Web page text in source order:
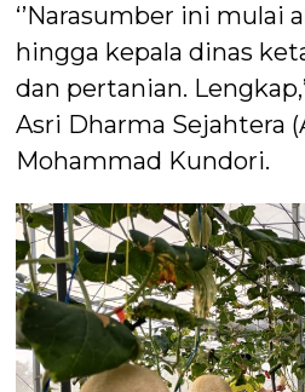
‘’Narasumber ini mulai
hingga kepala dinas
dan pertanian.
Asri Dharma Sejahtera
Mohammad Kundori.